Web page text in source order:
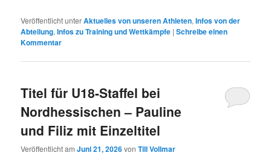
Veröffentlicht unterAktuelles von unseren Athleten,Infos von der
Abteilung,Infos zu Training und Wettkämpfe |Schreibe einen
Kommentar
Titel für U18-Staffel bei
Nordhessischen – Pauline
und Filiz mit Einzeltitel
Veröffentlicht amJuni 21, 2026vonTill Vollmar